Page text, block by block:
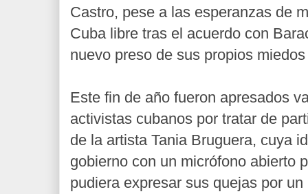
Castro, pese a las esperanzas de
Cuba libre tras el acuerdo con
nuevo preso de sus propios
Este fin de año fueron apresados
activistas cubanos por tratar de
de la artista Tania Bruguera, cuya
gobierno con un micrófono abierto
pudiera expresar sus quejas por